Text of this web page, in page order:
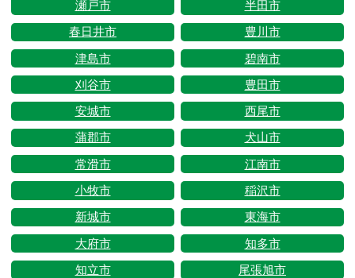
瀬戸市 半田市
春日井市 豊川市
津島市 碧南市
刈谷市 豊田市
安城市 西尾市
蒲郡市 犬山市
常滑市 江南市
小牧市 稲沢市
新城市 東海市
大府市 知多市
知立市 尾張旭市